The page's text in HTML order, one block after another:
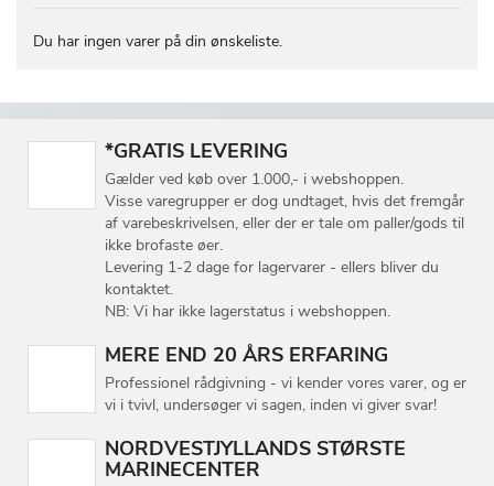
Du har ingen varer på din ønskeliste.
*GRATIS LEVERING
Gælder ved køb over 1.000,- i webshoppen.
Visse varegrupper er dog undtaget, hvis det fremgår
af varebeskrivelsen, eller der er tale om paller/gods til
ikke brofaste øer.
Levering 1-2 dage for lagervarer - ellers bliver du
kontaktet.
NB: Vi har ikke lagerstatus i webshoppen.
MERE END 20 ÅRS ERFARING
Professionel rådgivning - vi kender vores varer, og er
vi i tvivl, undersøger vi sagen, inden vi giver svar!
NORDVESTJYLLANDS STØRSTE
MARINECENTER